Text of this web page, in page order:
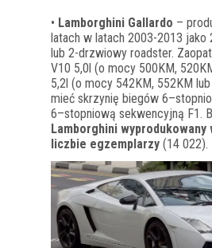
• Lamborghini Gallardo –
latach w latach 2003-2013
lub 2-drzwiowy roadster.
V10 5,0l (o mocy 500KM,
5,2l (o mocy 542KM, 552KM
mieć skrzynię biegów
6–stopniową sekwencyjną F1.
Lamborghini
liczbie egzemplarzy (14 022).